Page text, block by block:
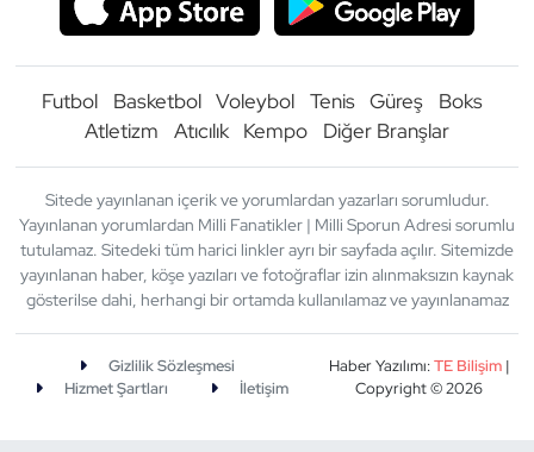
Futbol Basketbol Voleybol Tenis Güreş
Boks
Atletizm
Atıcılık Kempo Diğer Branşlar
Sitede yayınlanan içerik ve yorumlardan yazarları sorumludur.
Yayınlanan yorumlardan Milli Fanatikler | Milli Sporun Adresi sorumlu
tutulamaz. Sitedeki tüm harici linkler ayrı bir sayfada açılır. Sitemizde
yayınlanan haber, köşe yazıları ve fotoğraflar izin alınmaksızın kaynak
gösterilse dahi, herhangi bir ortamda kullanılamaz ve yayınlanamaz
Gizlilik Sözleşmesi
Hizmet Şartları
İletişim
Haber Yazılımı:TE Bilişim|
Copyright © 2026